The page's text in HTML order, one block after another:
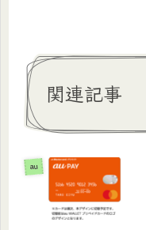
関連記事
au